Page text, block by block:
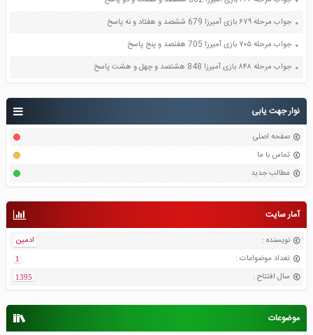
نوار جهت یابی
صفحه اصلی
تماس با ما
مطالب جدید
آمار سایت
نویسنده :
ادمین
تعداد موضواعات :
1
سال افتتاح :
1395
موضوعات
جواب مرحله ۶۷۹ بازی آمیرزا 679 ششصد و هفتاد و نه پاسخ
جواب مرحله ۷۰۵ بازی آمیرزا 705 هفتصد و پنج پاسخ
جواب مرحله ۸۴۸ بازی آمیرزا 848 هشتصد و چهل و هشت پاسخ